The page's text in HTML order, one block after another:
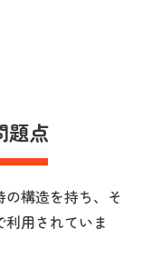
題点
構造を持ち、そ
用されていま